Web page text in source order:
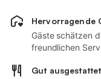
Hervorragende
Gäste schätzen
freundlichen
Gut